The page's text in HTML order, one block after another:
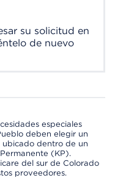
su solicitud en
de nuevo
especiales
deben elegir un
dentro de un
(KP).
del sur de Colorado
proveedores.